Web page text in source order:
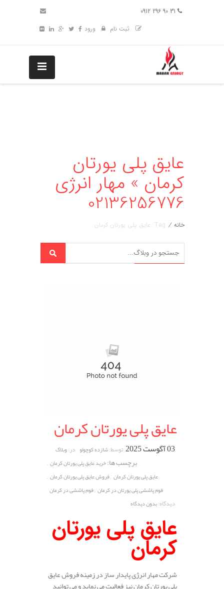
ثبت نام
ورود
عایق پلی یورتان
کرمان » مهار انرژی
02136256776
خانه / Tag: عایق پلی یورتان کرمان
عایق پلی یورتان کرمان
03 آگوست 2025 توسط:شازده کوچولو در:وبلاگ
برچسب ها:خرید عایق پلی یورتان کرمان ,
عایق پلی یورتان کرمان ,فروش عایق پلی یورتان کرمان ,
فوم پاششی پلی یورتان در کرمان ,فوم پاششی در کرمان
دیدگاه:بدون دیدگاه
عایق پلی یورتان
کرمان
شرکت مهار انرژی پایدار ساز در زمینه فروش عایق
پلی یورتان کرمان نیز فعالیت می نماید و می توانید